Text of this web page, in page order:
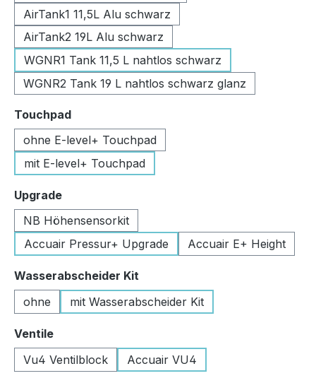
AirTank1 11,5L Alu schwarz
AirTank2 19L Alu schwarz
WGNR1 Tank 11,5 L nahtlos schwarz
WGNR2 Tank 19 L nahtlos schwarz glanz
Touchpadauswählen
ohne E-level+ Touchpad
mit E-level+ Touchpad
Upgradeauswählen
NB Höhensensorkit
Accuair Pressur+ Upgrade
Accuair E+ Height
Wasserabscheider Kit
ohne
mit Wasserabscheider Kit
Ventileauswählen
Vu4 Ventilblock
Accuair VU4